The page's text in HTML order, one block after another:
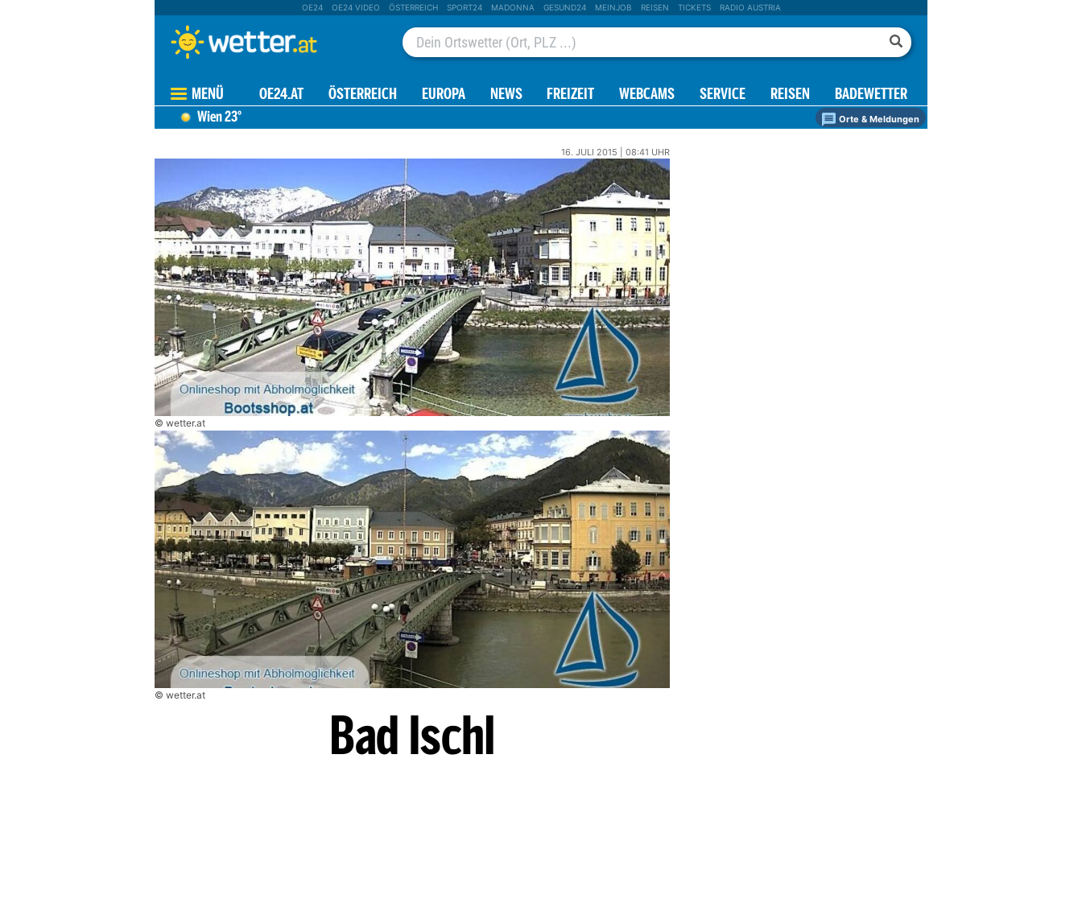
OE24 OE24 VIDEO ÖSTERREICH SPORT24 MADONNA GESUND24 MEINJOB REISEN TICKETS RADIO AUSTRIA
MENÜ OE24.AT ÖSTERREICH EUROPA NEWS FREIZEIT WEBCAMS SERVICE REISEN BADEWETTER
Wien23° Orte & Meldungen
16. JULI 2015 | 08:41 UHR
© wetter.at
© wetter.at
Bad Ischl